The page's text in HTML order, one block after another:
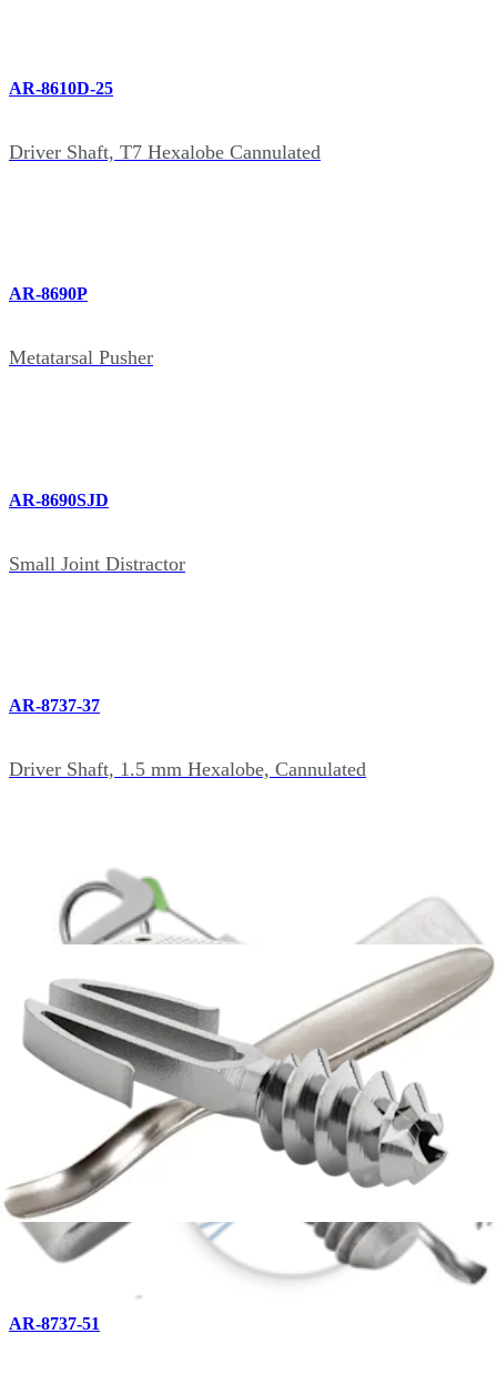
AR-8610D-25
Driver Shaft, T7 Hexalobe Cannulated
AR-8690P
Metatarsal Pusher
AR-8690SJD
Small Joint Distractor
AR-8737-37
Driver Shaft, 1.5 mm Hexalobe, Cannulated
AR-8737-45
Driver Shaft, 1.5 mm Hexalobe, Solid
Profile Drill, for Micro Compression FT
AR-8737-51